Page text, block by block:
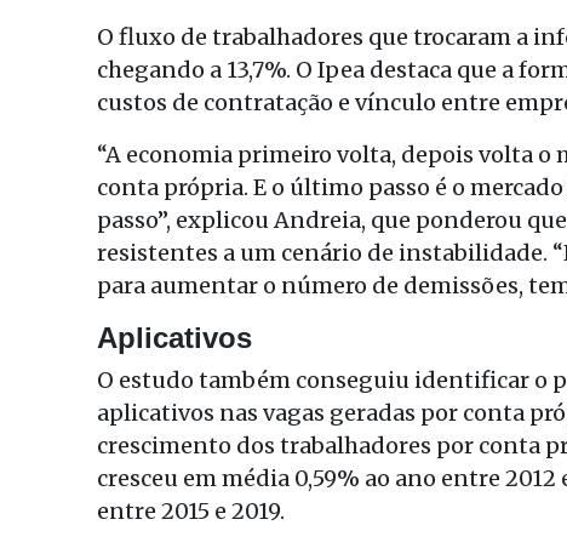
O fluxo de trabalhadores que trocaram a
chegando a 13,7%. O Ipea destaca que a
custos de contratação e vínculo entre
“A economia primeiro volta, depois volta o
conta própria. E o último passo é o
passo”, explicou Andreia, que ponderou
resistentes a um cenário de instabilidade.
para aumentar o número de demissões,
Aplicativos
O estudo também conseguiu identificar o
aplicativos nas vagas geradas por conta
crescimento dos trabalhadores por conta
cresceu em média 0,59% ao ano entre
entre 2015 e 2019.